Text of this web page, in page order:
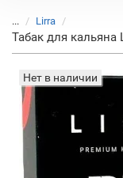
... Lirra
Табак для кальяна
Нет в наличии